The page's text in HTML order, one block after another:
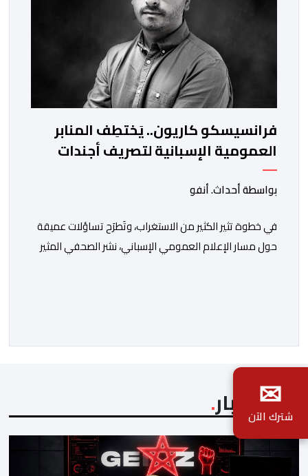
فرانسيسكو كاريون.. يَختطِف المنابر
العمومية الإسبانية لتصريف أجندات
معادية للمغرب
بواسطة أحداث. أنفو
في خطوة تثير الكثير من الاستغراب، وتَطرَح تساؤلات عميقة
حول مسار الإعلام العمومي الإسباني، نشر الصحفي المثير
الاجتماعية”، يُمثِّل خروجاً غير مألوف عن الخط التحريري
المعتاد […]
آخر الأخبار
✉
شترك الآن